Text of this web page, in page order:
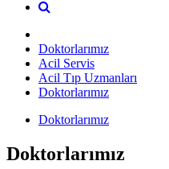
Doktorlarımız
Acil Servis
Acil Tıp Uzmanları
Doktorlarımız
Doktorlarımız
Doktorlarımız